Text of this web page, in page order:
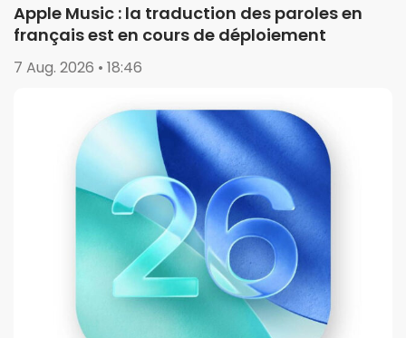
Apple Music : la traduction des paroles en
français est en cours de déploiement
7 Aug. 2026 • 18:46